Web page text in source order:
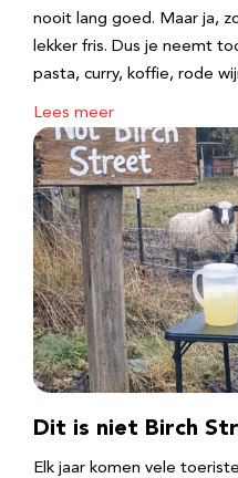
nooit lang goed. Maar ja,
lekker fris. Dus je neemt
pasta, curry, koffie, rode
Lees meer
Dit is niet Birch
Elk jaar komen vele